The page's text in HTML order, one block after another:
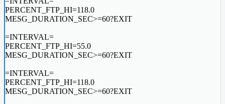
PERCENT_FTP_HI=118.0
MESG_DURATION_SEC>=60?EXIT
=INTERVAL=
PERCENT_FTP_HI=55.0
MESG_DURATION_SEC>=60?EXIT
=INTERVAL=
PERCENT_FTP_HI=118.0
MESG_DURATION_SEC>=60?EXIT